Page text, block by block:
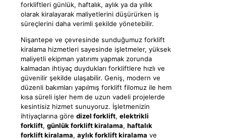
forkliftleri günlük, haftalık, aylık ya da yıllık
olarak kiralayarak maliyetlerini düşürürken iş
süreçlerini daha verimli şekilde yönetebilir.
Nişantepe ve çevresinde sunduğumuz forklift
kiralama hizmetleri sayesinde işletmeler, yüksek
maliyetli ekipman yatırımı yapmak zorunda
kalmadan ihtiyaç duydukları forkliftlere hızlı ve
güvenilir şekilde ulaşabilir. Geniş, modern ve
düzenli bakımları yapılmış forklift filomuz ile hem
kısa süreli işler hem de uzun vadeli projelerde
kesintisiz hizmet sunuyoruz. İşletmenizin
ihtiyaçlarına göre dizel forklift, elektrikli
forklift, günlük forklift kiralama, haftalık
forklift kiralama, aylık forklift kiralama ve